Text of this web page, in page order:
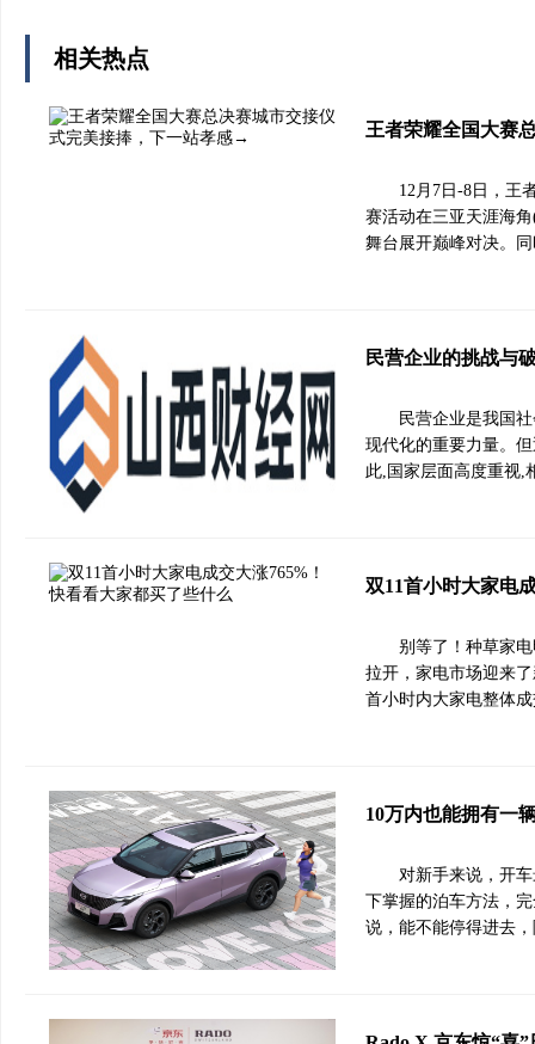
相关热点
王者荣耀全国大赛
12月7日-8日，王
赛活动在三亚天涯海
舞台展开巅峰对决。
民营企业的挑战与
民营企业是我国
现代化的重要力量。
此,国家层面高度重视
双11首小时大家电
别等了！种草家
拉开，家电市场迎来
首小时内大家电整体
10万内也能拥有一
对新手来说，开
下掌握的泊车方法，
说，能不能停得进去